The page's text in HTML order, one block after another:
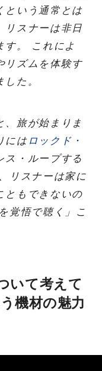
という通常とは
リスナーは非日
す。 これによ
リズムを体験す
た。
、旅が始まりま
には ロックド・
ス・ループする
リスナーは家に
ともできないの
覚悟で聴く」こ
いて考えて
機材の魅力